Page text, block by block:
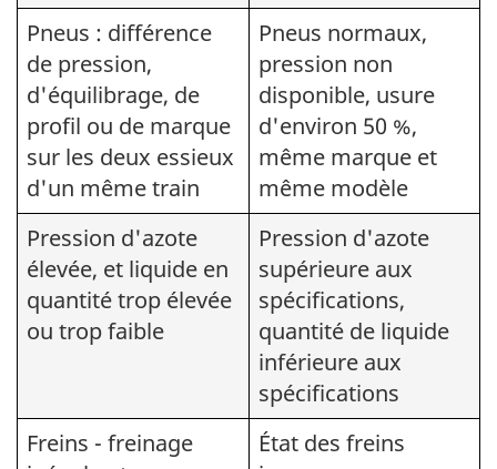
Pneus : différence
de pression,
d'équilibrage, de
profil ou de marque
sur les deux essieux
d'un même train
Pneus normaux,
pression non
disponible, usure
d'environ 50 %,
même marque et
même modèle
Pression d'azote
élevée, et liquide en
quantité trop élevée
ou trop faible
Pression d'azote
supérieure aux
spécifications,
quantité de liquide
inférieure aux
spécifications
Freins - freinage
État des freins